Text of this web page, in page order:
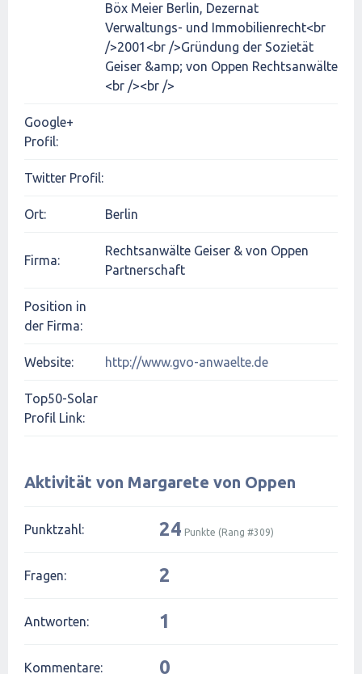
Böx Meier Berlin, Dezernat
Verwaltungs- und Immobilienrecht<br
/>2001<br />Gründung der Sozietät
Geiser &amp; von Oppen Rechtsanwälte
<br /><br />
Google+
Profil:
Twitter Profil:
Ort: Berlin
Firma:
Rechtsanwälte Geiser & von Oppen
Partnerschaft
Position in
der Firma:
Website: http://www.gvo-anwaelte.de
Top50-Solar
Profil Link:
Aktivität von Margarete von Oppen
Punktzahl: 24 Punkte (Rang #309)
Fragen: 2
Antworten: 1
Kommentare: 0